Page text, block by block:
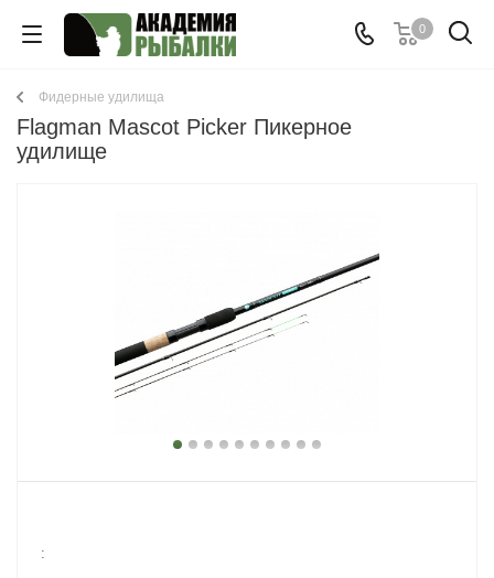
0
Фидерные удилища
Flagman Mascot Picker Пикерное
удилище
: